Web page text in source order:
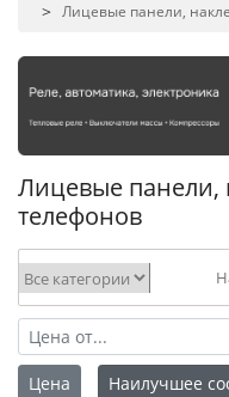
Лицевые панели,
Лицевые панели,
телефонов
Цена Наилучшее